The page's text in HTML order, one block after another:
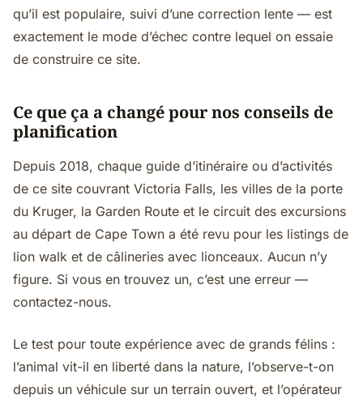
qu’il est populaire, suivi d’une correction lente — est
exactement le mode d’échec contre lequel on essaie
de construire ce site.
Ce que ça a changé pour nos conseils de
planification
Depuis 2018, chaque guide d’itinéraire ou d’activités
de ce site couvrant Victoria Falls, les villes de la porte
du Kruger, la Garden Route et le circuit des excursions
au départ de Cape Town a été revu pour les listings de
lion walk et de câlineries avec lionceaux. Aucun n’y
figure. Si vous en trouvez un, c’est une erreur —
contactez-nous.
Le test pour toute expérience avec de grands félins :
l’animal vit-il en liberté dans la nature, l’observe-t-on
depuis un véhicule sur un terrain ouvert, et l’opérateur